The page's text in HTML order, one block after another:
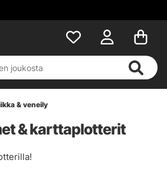
& veneily
& karttaplotterit